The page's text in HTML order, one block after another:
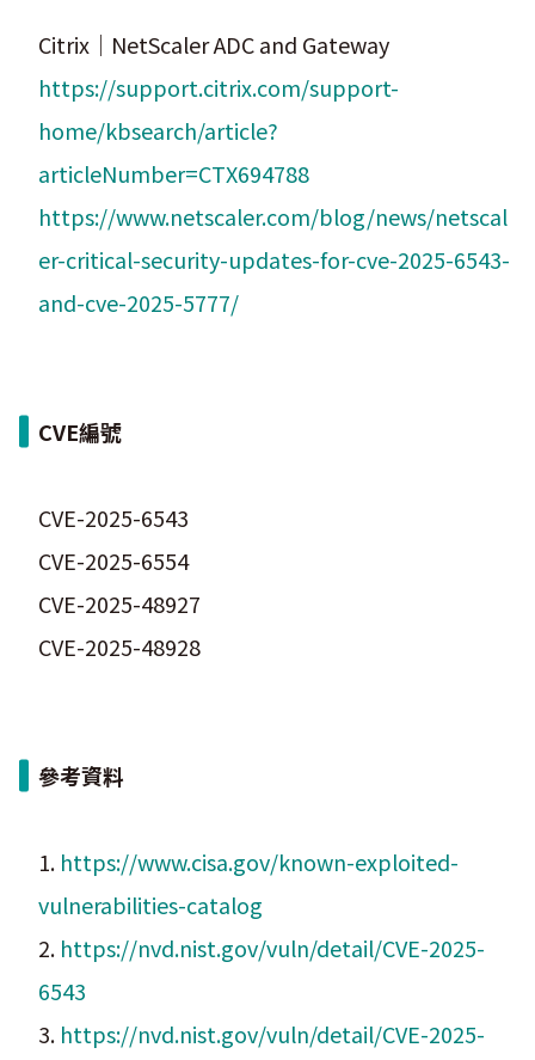
Citrix｜NetScaler ADC and Gateway
https://support.citrix.com/support-
home/kbsearch/article?
articleNumber=CTX694788
https://www.netscaler.com/blog/news/netscal
er-critical-security-updates-for-cve-2025-6543-
and-cve-2025-5777/
CVE編號
CVE-2025-6543
CVE-2025-6554
CVE-2025-48927
CVE-2025-48928
參考資料
1. https://www.cisa.gov/known-exploited-
vulnerabilities-catalog
2. https://nvd.nist.gov/vuln/detail/CVE-2025-
6543
3. https://nvd.nist.gov/vuln/detail/CVE-2025-